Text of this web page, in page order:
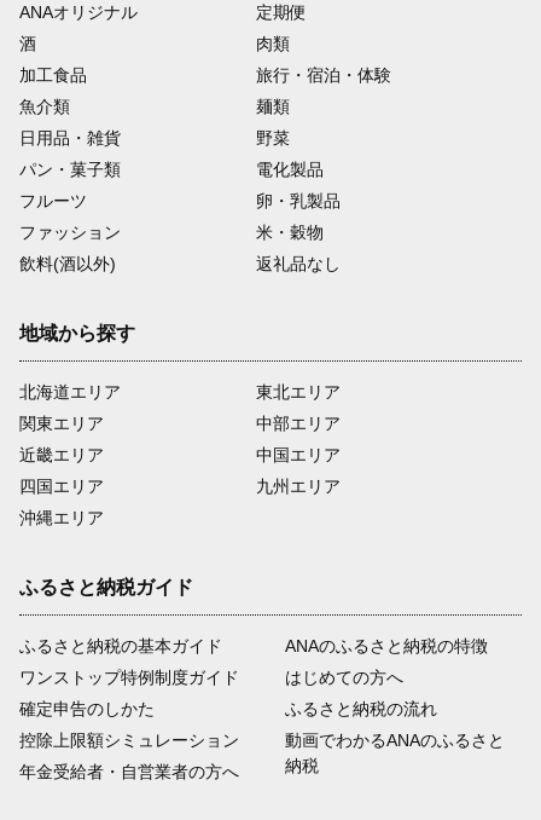
ANAオリジナル
定期便
酒
肉類
加工食品
旅行・宿泊・体験
魚介類
麺類
日用品・雑貨
野菜
パン・菓子類
電化製品
フルーツ
卵・乳製品
ファッション
米・穀物
飲料(酒以外)
返礼品なし
地域から探す
北海道エリア
関東エリア
近畿エリア
四国エリア
沖縄エリア
東北エリア
中部エリア
中国エリア
九州エリア
ふるさと納税ガイド
ふるさと納税の基本ガイド
ワンストップ特例制度ガイド
確定申告のしかた
控除上限額シミュレーション
年金受給者・自営業者の方へ
ANAのふるさと納税の特徴
はじめての方へ
ふるさと納税の流れ
動画でわかるANAのふるさと
納税